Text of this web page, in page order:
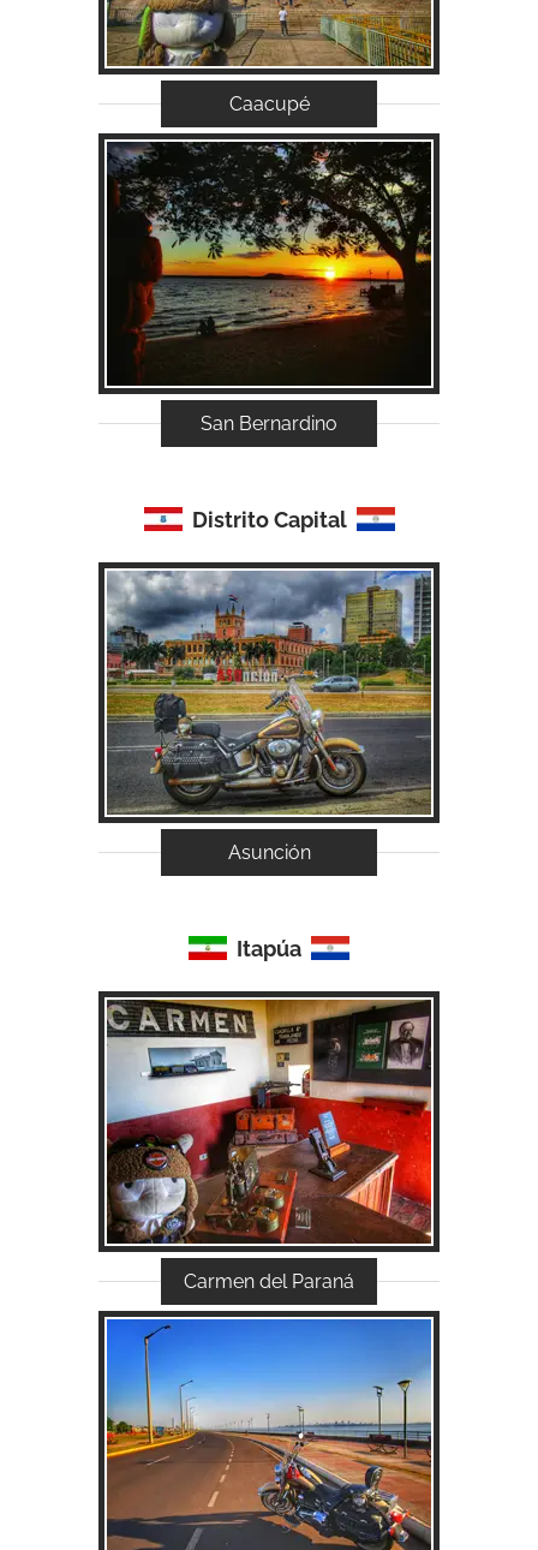
Caacupé
Acessar...
San Bernardino
Distrito Capital
Acessar...
Asunción
Itapúa
Acessar...
Carmen del Paraná
Acessar...